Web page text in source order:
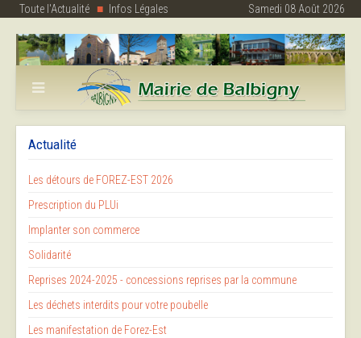
Toute l'Actualité Infos Légales Samedi 08 Août 2026
Actualité
Les détours de FOREZ-EST 2026
Prescription du PLUi
Implanter son commerce
Solidarité
Reprises 2024-2025 - concessions reprises par la commune
Les déchets interdits pour votre poubelle
Les manifestation de Forez-Est